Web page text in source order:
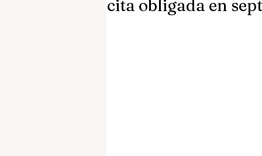
cita obligada en